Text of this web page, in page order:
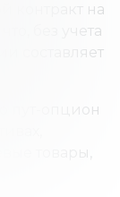
контракт на
без учета
составляет
пут-опцион
товары,